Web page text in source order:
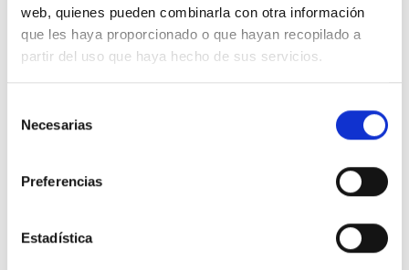
web, quienes pueden combinarla con otra información
que les haya proporcionado o que hayan recopilado a
partir del uso que haya hecho de sus servicios.
Necesarias
Preferencias
Estadística